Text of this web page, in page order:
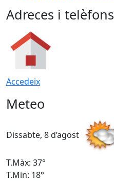
Adreces i telèfons
Accedeix
Meteo
Dissabte, 8 d’agost
T.Màx: 37°
T.Min: 18°